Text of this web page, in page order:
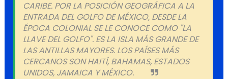
CARIBE. POR LA POSICIÓN GEOGRÁFICA A LA
ENTRADA DEL GOLFO DE MÉXICO, DESDE LA
ÉPOCA COLONIAL SE LE CONOCE COMO "LA
LLAVE DEL GOLFO". ES LA ISLA MÁS GRANDE DE
LAS ANTILLAS MAYORES. LOS PAÍSES MÁS
CERCANOS SON HAITÍ, BAHAMAS, ESTADOS
UNIDOS, JAMAICA Y MÉXICO.